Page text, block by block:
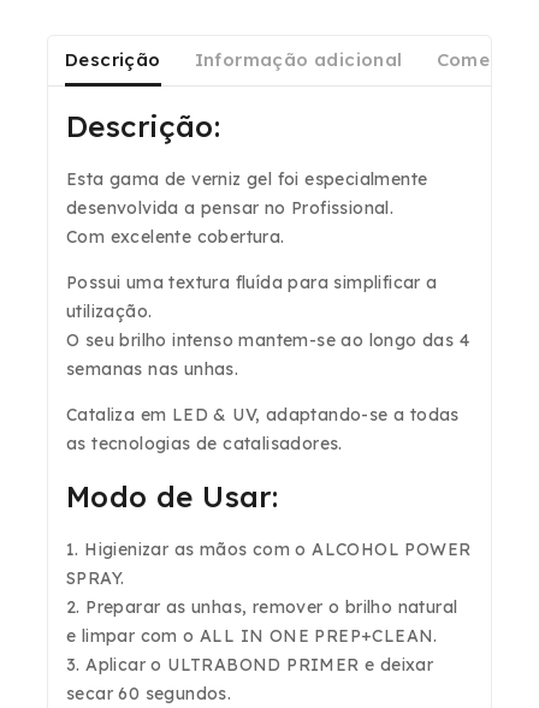
Descrição Informação adicional
Descrição:
Esta gama de verniz gel foi especialmente
desenvolvida a pensar no Profissional.
Com excelente cobertura.
Possui uma textura fluída para simplificar a
utilização.
O seu brilho intenso mantem-se ao longo das 4
semanas nas unhas.
Cataliza em LED & UV, adaptando-se a todas
as tecnologias de catalisadores.
Modo de Usar:
1. Higienizar as mãos com o ALCOHOL POWER
SPRAY.
2. Preparar as unhas, remover o brilho natural
e limpar com o ALL IN ONE PREP+CLEAN.
3. Aplicar o ULTRABOND PRIMER e deixar
secar 60 segundos.